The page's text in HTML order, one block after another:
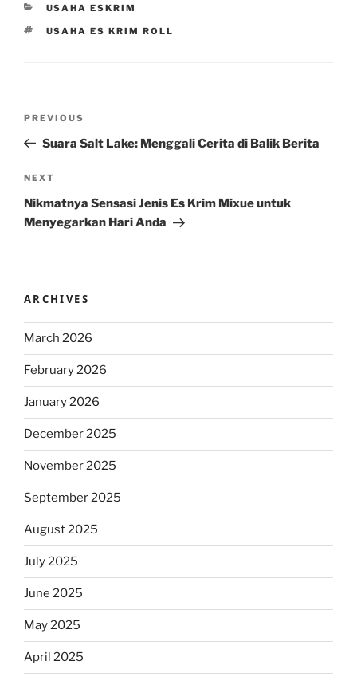
CATEGORIES
USAHA ESKRIM
TAGS
USAHA ES KRIM ROLL
Previous
Post
PREVIOUS
Suara Salt Lake: Menggali Cerita di Balik Berita
Next
Post
NEXT
Nikmatnya Sensasi Jenis Es Krim Mixue untuk
Menyegarkan Hari Anda
ARCHIVES
March 2026
February 2026
January 2026
December 2025
November 2025
September 2025
August 2025
July 2025
June 2025
May 2025
April 2025